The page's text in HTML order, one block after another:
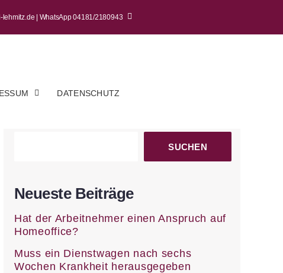
| WhatsApp 04181/2180943
DATENSCHUTZ
SUCHEN
Neueste Beiträge
Hat der Arbeitnehmer einen Anspruch auf
Homeoffice?
Muss ein Dienstwagen nach sechs
Wochen Krankheit herausgegeben